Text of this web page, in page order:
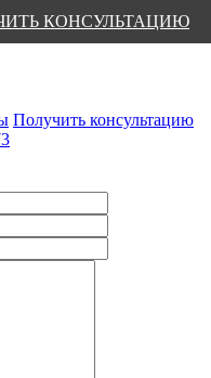
Получить консультацию
КОНСУЛЬТАЦИЮ